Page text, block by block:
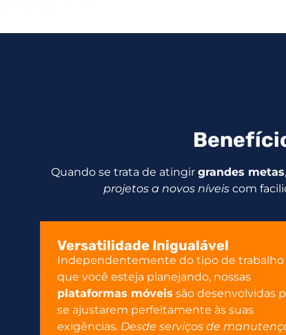
Quando se trata de atingir grandes metas
projetos a novos níveis com
Versatilidade Inigualável
Independentemente do tipo de trabalho
que você esteja planejando, nossas
plataformas móveis são desenvolvidas
se ajustarem perfeitamente às suas
exigências. Desde serviços de